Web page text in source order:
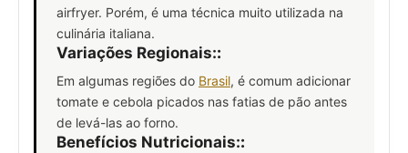
airfryer. Porém, é uma técnica muito utilizada na
culinária italiana.
Variações Regionais::
Em algumas regiões do Brasil, é comum adicionar
tomate e cebola picados nas fatias de pão antes
de levá-las ao forno.
Benefícios Nutricionais::